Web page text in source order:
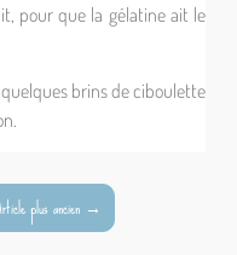
pour que la gélatine ait le
brins de ciboulette
plus ancien →